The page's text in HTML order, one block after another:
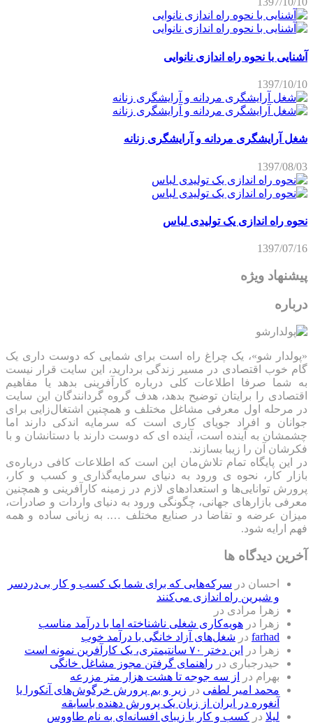
آشنایی با نحوه راه اندازی نانوایی
1397/10/10
شغل آرایشگری مردانه و آرایشگری زنانه
1397/08/03
نحوه راه اندازی یک تولیدی لباس
1397/07/16
پیشنهاد ویژه
درباره
«پولدار شو»، یک چراغ راه است برای شمایی که دوست داری یک
گام خوب اقتصادی در مسیر زندگی بردارید، این سایت قرار نیست
به شما صرفا اطلاعات کلی درباره کارآفرینی بدهد یا مفاهیم
اقتصادی را برایتان توضیح بدهد، هدف گروه گردانندگان این سایت
در مرحله اول معرفی مشاغل مختلف و همچنین اشتغال‌زایی برای
جوانان و افراد جویای کاری است که سرمایه اندکی دارند اما
چشمشان به آینده است، آینده ای که دوست دارند با دستانشان و با
فکرشان آن را زیبا بسازند.
در این پایگاه تمام تلاش‌مان این است که ‌اطلاعات کافی درباره‌ی
بازار کار، نحوه ی ورود به دنیای سرمایه‌گذاری و کسب و کار،
پرورش توانایی‌ها و استعدادهای لازم در زمینه کارآفرینی و همچنین
معرفی بازارهای جهانی، چگونگی ورود به دنیای واردات و صادرات،
میزان عرضه و تقاضا در صنایع مختلف …. به زبانی ساده و همه
فهم ارایه شود.
آخرین دیدگاه ها
احسان در سرکه‌هایی که برای شما یک کسب و کار بی‌دردسر
و شیرین راه اندازی می‌کنند
زهرا مرادی در
زهرا
در هویه‌کاری شغلی ناشناخته اما با درآمد مناسب
farhad در شغل‌های آزاد خانگی با درآمد خوب
زهرا
در
این دختر ۷۰ سانتیمتری، یک کارآفرین نمونه است
حیدرجباری در راهنمای گرفتن مجوز مشاغل خانگی
بهرام در
از سه جوجه تا هشت هزار متر مزرعه
محمد امیر لطفی در زیر و بم پرورش خرگوش‌های آنکورا یا
آنغوره در ایران از زبان یک پرورش دهنده باسابقه
لیلا در کسب و کار با زیبای افسانه‌ای به نام طاووس